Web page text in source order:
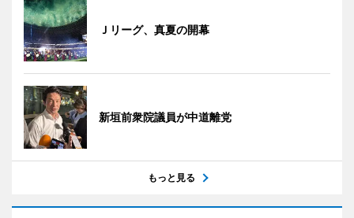
Ｊリーグ、真夏の開幕
新垣前衆院議員が中道離党
もっと見る